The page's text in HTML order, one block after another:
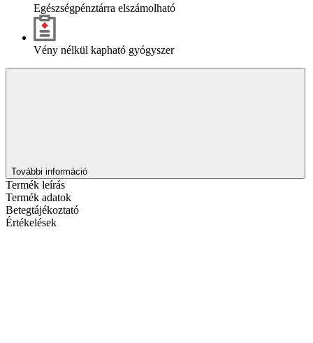
Egészségpénztárra elszámolható
Vény nélkül kapható gyógyszer
További információ
Termék leírás
Termék adatok
Betegtájékoztató
Értékelések